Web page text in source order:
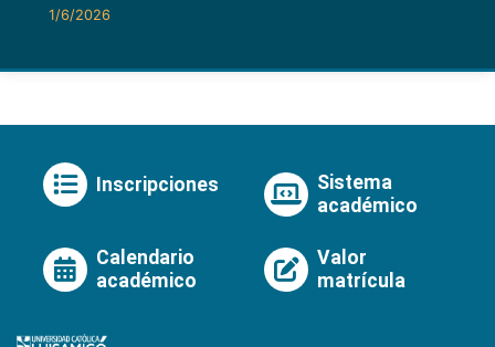
1/6/2026
Inscripciones
Sistema
académico
Calendario
académico
Valor
matrícula